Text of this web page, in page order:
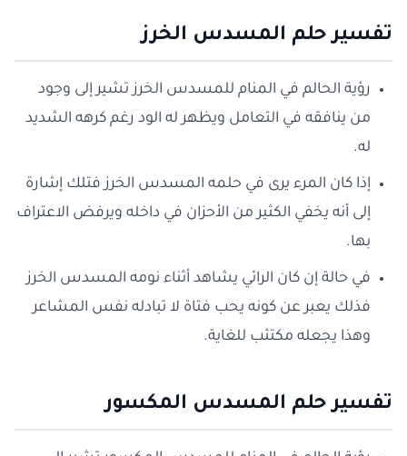
تفسير حلم المسدس الخرز
رؤية الحالم في المنام للمسدس الخرز تشير إلى وجود
من ينافقه في التعامل ويظهر له الود رغم كرهه الشديد
له.
إذا كان المرء يرى في حلمه المسدس الخرز فتلك إشارة
إلى أنه يخفي الكثير من الأحزان في داخله ويرفض الاعتراف
بها.
في حالة إن كان الرائي يشاهد أثناء نومه المسدس الخرز
فذلك يعبر عن كونه يحب فتاة لا تبادله نفس المشاعر
وهذا يجعله مكتئب للغاية.
تفسير حلم المسدس المكسور